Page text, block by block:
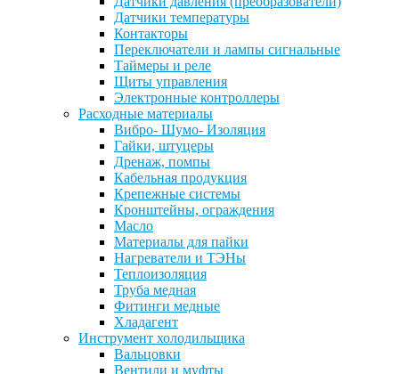
Датчики температуры
Контакторы
Переключатели и лампы сигнальные
Таймеры и реле
Щиты управления
Электронные контроллеры
Расходные материалы
Вибро- Шумо- Изоляция
Гайки, штуцеры
Дренаж, помпы
Кабельная продукция
Крепежные системы
Кронштейны, ограждения
Масло
Материалы для пайки
Нагреватели и ТЭНы
Теплоизоляция
Труба медная
Фитинги медные
Хладагент
Инструмент холодильщика
Вальцовки
Вентили и муфты